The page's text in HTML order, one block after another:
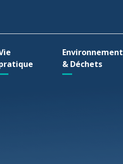
Environnement
& Déchets